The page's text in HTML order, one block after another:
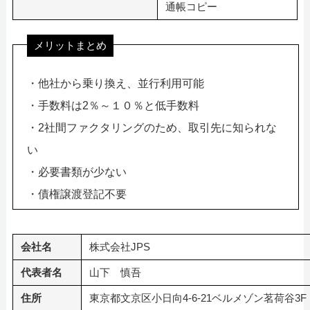
通帳コピー
メリットまとめ
・他社から乗り換え、並行利用可能
・手数料は2％～１０％と低手数料
・2社間ファクタリングのため、取引先に知られな
い
・必要書類が少ない
・債権譲渡登記不要
会社名 株式会社JPS
代表者名 山下 慎吾
住所 東京都文京区小日向4-6-21ベルメゾン茗荷谷3F